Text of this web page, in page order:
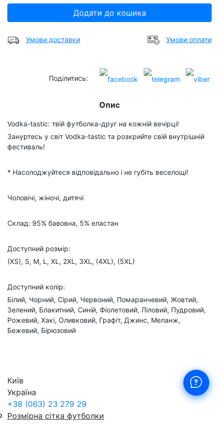
Додати до кошика
Умови доставки Умови оплати
Поділитись:
Опис
Vodka-tastic: твій футболка-друг на кожній вечірці!
Зануртесь у світ Vodka-tastic та розкрийте свій внутрішній
фестиваль!
* Насолоджуйтеся відповідально і не губіть веселощі!
Чоловічі, жіночі, дитячі
Склад: 95% бавовна, 5% еластан
Доступний розмір:
(XS), S, M, L, XL, 2XL, 3XL, (4XL), (5XL)
Доступний колір:
Білий, Чорний, Сірий, Червоний, Помаранчевий, Жовтий,
Зелений, Блакитний, Синій, Фіолетовий, Ліловий, Пудровий,
Рожевий, Хакі, Оливковий, Графіт, Джинс, Меланж,
Бежевий, Бірюзовий
Київ
Україна
+38 (063) 23 279 29
Розмірна сітка футболки